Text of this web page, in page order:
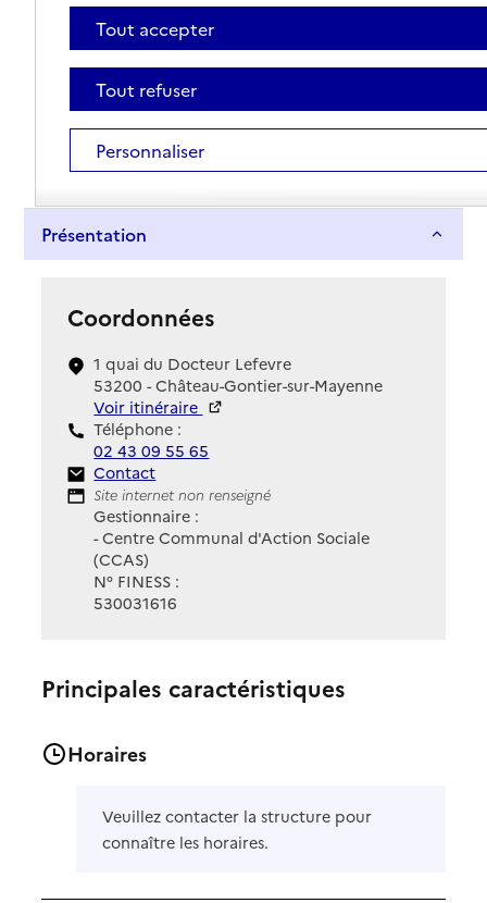
Présentation
Coordonnées
1 quai du Docteur Lefevre
53200 - Château-Gontier-sur-Mayenne
Voir itinéraire
Téléphone :
02 43 09 55 65
Contact
Contact
Site Internet
Site internet non renseigné
Gestionnaire :
- Centre Communal d'Action Sociale
(CCAS)
N° FINESS :
530031616
Principales caractéristiques
Horaires
Veuillez contacter la structure pour
connaître les horaires.
Tout accepter
Tout refuser
Personnaliser